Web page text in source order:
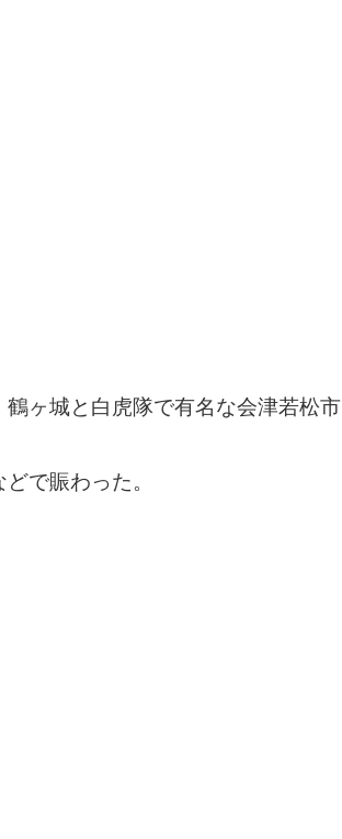
ヶ城と白虎隊で有名な会津若松市
で賑わった。